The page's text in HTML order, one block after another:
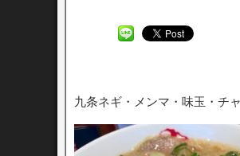
九条ネギ・メンマ・味玉・チ